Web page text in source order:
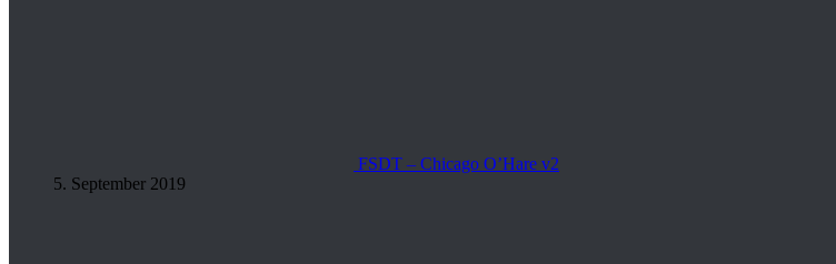
FSDT – Chicago O’Hare v2
5. September 2019